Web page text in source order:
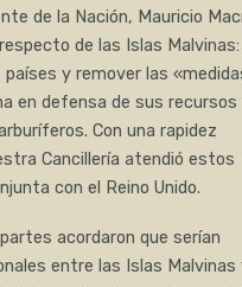
de la Nación, Mauricio
de las Islas Malvinas:
y remover las
en defensa de sus recursos
Con una rapidez
Cancillería atendió estos
con el Reino Unido.
acordaron que serían
entre las Islas Malvinas